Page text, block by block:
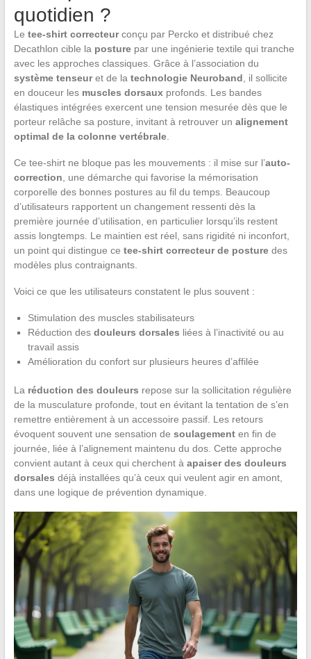
quotidien ?
Le tee-shirt correcteurconçu par Percko et distribué chez
Decathlon cible la posturepar une ingénierie textile qui tranche
avec les approches classiques. Grâce à l’association du
système tenseuret de la technologie Neuroband , il sollicite
en douceur les muscles dorsauxprofonds. Les bandes
élastiques intégrées exercent une tension mesurée dès que le
porteur relâche sa posture, invitant à retrouver un alignement
optimal de la colonne vertébrale.
Ce tee-shirt ne bloque pas les mouvements : il mise sur l’auto-
correction , une démarche qui favorise la mémorisation
corporelle des bonnes postures au fil du temps. Beaucoup
d’utilisateurs rapportent un changement ressenti dès la
première journée d’utilisation, en particulier lorsqu’ils restent
assis longtemps. Le maintien est réel, sans rigidité ni inconfort,
un point qui distingue ce tee-shirt correcteur de posturedes
modèles plus contraignants.
Voici ce que les utilisateurs constatent le plus souvent :
Stimulation des muscles stabilisateurs
Réduction des douleurs dorsales liées à l’inactivité ou au
travail assis
Amélioration du confort sur plusieurs heures d’affilée
La réduction des douleurs repose sur la sollicitation régulière
de la musculature profonde, tout en évitant la tentation de s’en
remettre entièrement à un accessoire passif. Les retours
évoquent souvent une sensation de soulagementen fin de
journée, liée à l’alignement maintenu du dos. Cette approche
convient autant à ceux qui cherchent à apaiser des douleurs
dorsales déjà installées qu’à ceux qui veulent agir en amont,
dans une logique de prévention dynamique.